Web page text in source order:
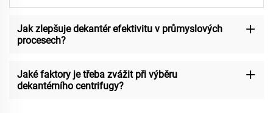
Jak zlepšuje dekantér efektivitu v průmyslových
procesech?
Jaké faktory je třeba zvážit při výběru
dekantérního centrifugy?